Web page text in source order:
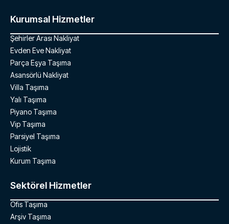
Kurumsal Hizmetler
Şehirler Arası Nakliyat
Evden Eve Nakliyat
Parça Eşya Taşıma
Asansörlü Nakliyat
Villa Taşıma
Yalı Taşıma
Piyano Taşıma
Vip Taşıma
Parsiyel Taşıma
Lojistik
Kurum Taşıma
Sektörel Hizmetler
Ofis Taşıma
Arşiv Taşıma